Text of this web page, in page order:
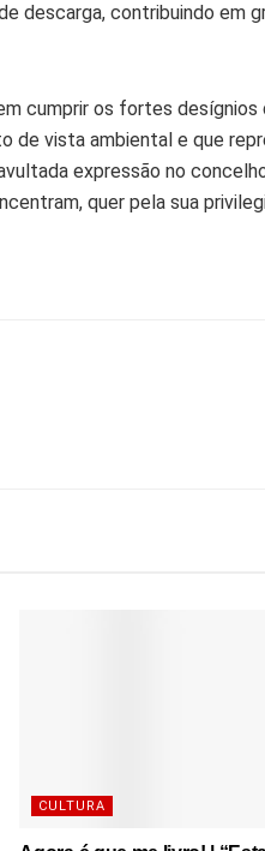
descarga, contribuindo em
cumprir os fortes
de vista ambiental e que
expressão no
quer pela sua
CULTURA